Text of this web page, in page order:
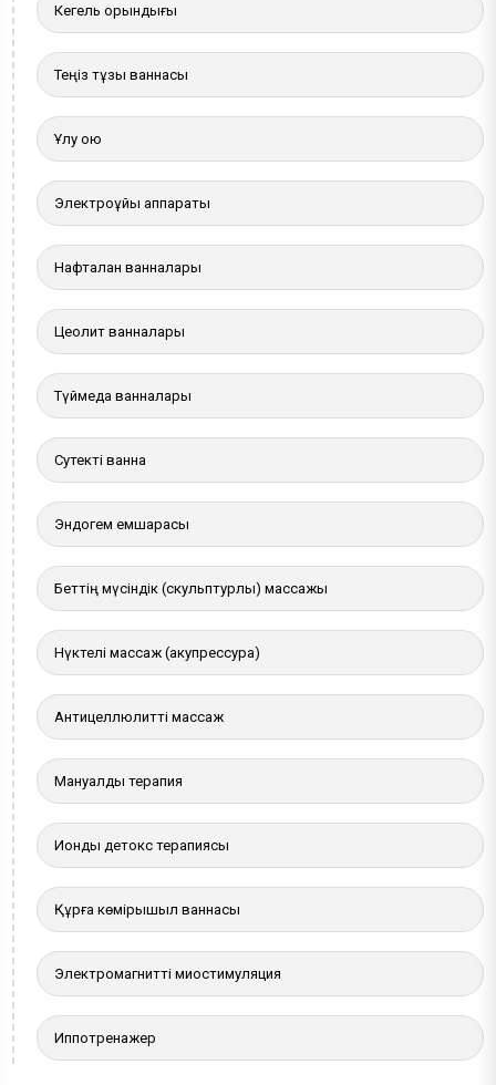
Кегель орындығы
Теңіз тұзы ваннасы
Ұлу қою
Электроұйқы аппараты
Нафталан ванналары
Цеолит ванналары
Түймедақ ванналары
Сутекті ванна
Эндогем емшарасы
Беттің мүсіндік (скульптурлы) массажы
Нүктелі массаж (акупрессура)
Антицеллюлитті массаж
Мануалды терапия
Иондық детокс терапиясы
Құрғақ көмірқышқыл ваннасы
Электромагнитті миостимуляция
Иппотренажер